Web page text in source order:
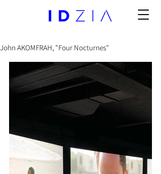
John AKOMFRAH, "Four Nocturnes"